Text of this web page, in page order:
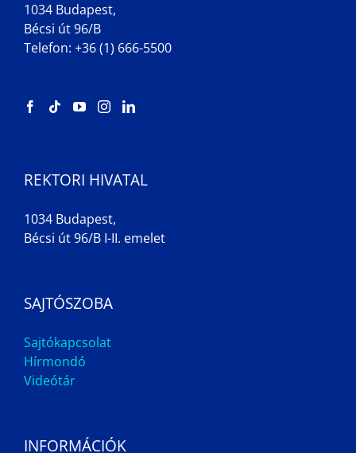
1034 Budapest,
Bécsi út 96/B
Telefon: +36 (1) 666-5500
REKTORI HIVATAL
1034 Budapest,
Bécsi út 96/B I-II. emelet
SAJTÓSZOBA
Sajtókapcsolat
Hírmondó
Videótár
INFORMÁCIÓK